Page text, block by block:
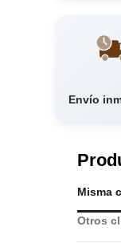
Envío
Misma
Otros